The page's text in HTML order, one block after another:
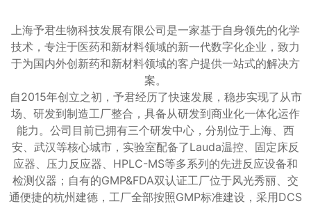
上海予君生物科技发展有限公司是一家基于自身领先的化学
技术，专注于医药和新材料领域的新一代数字化企业，致力
于为国内外创新药和新材料领域的客户提供一站式的解决方
案。
自2015年创立之初，予君经历了快速发展，稳步实现了从市
场、研发到制造工厂整合，具备从研发到商业化一体化运作
能力。公司目前已拥有三个研发中心，分别位于上海、西
安、武汉等核心城市，实验室配备了Lauda温控、固定床反
应器、压力反应器、HPLC-MS等多系列的先进反应设备和
检测仪器；自有的GMP&FDA双认证工厂位于风光秀丽、交
通便捷的杭州建德，工厂全部按照GMP标准建设，采用DCS